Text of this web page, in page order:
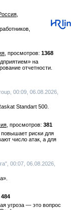
1368
на
отчетности.
00:09, 06.08.2026,
Standart 500.
381
повышает риски для
число атак, а для
00:07, 06.08.2026,
484
угроза — это вопрос